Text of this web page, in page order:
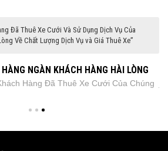
Đã Thuê Xe Cưới Và Sử Dụng Dịch Vụ Của
Về Chất Lượng Dịch Vụ và Giá Thuê Xe”
NGÀN KHÁCH HÀNG HÀI LÒNG
XE CƯỚI CỦA ĐÔNG A
Hàng Đã Thuê Xe Cưới Của Chúng
dịch vụ thuê xe cưới của Chúng Tôi
là cá nhân, công ty, tập đoàn, các hội nghị quốc
chất lượng dịch vụ của ĐÔNG A TRANS”
NHẬN XÉT CỦA CÁC KHÁCH HÀNG
CỦA ĐÔNG A TRANS
Sau Khi Thuê Xe Của Đông A Trans
Thân Thiện, Giá Thuê Xe Hợp Lý và